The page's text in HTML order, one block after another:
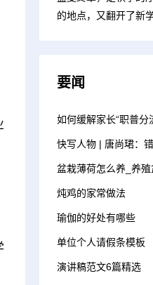
的地点，又翻开了新
要闻
快写人物 | 唐尚珺：
盆栽薄荷怎么养_养
炖鸡的家常做法
瑜伽的好处有哪些
单位个人请假条模板
演讲稿范文6篇精选